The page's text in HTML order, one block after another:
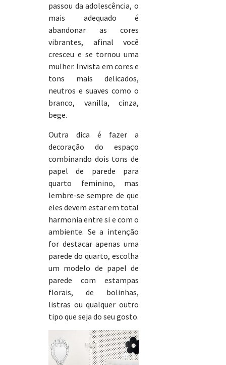
passou da adolescência, o
mais adequado é
abandonar as cores
vibrantes, afinal você
cresceu e se tornou uma
mulher. Invista em cores e
tons mais delicados,
neutros e suaves como o
branco, vanilla, cinza,
bege.
Outra dica é fazer a
decoração do espaço
combinando dois tons de
papel de parede para
quarto feminino, mas
lembre-se sempre de que
eles devem estar em total
harmonia entre si e com o
ambiente. Se a intenção
for destacar apenas uma
parede do quarto, escolha
um modelo de papel de
parede com estampas
florais, de bolinhas,
listras ou qualquer outro
tipo que seja do seu gosto.